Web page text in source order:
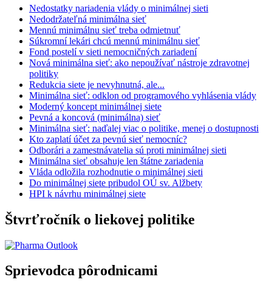
Nedostatky nariadenia vlády o minimálnej sieti
Nedodržateľná minimálna sieť
Mennú minimálnu sieť treba odmietnuť
Súkromní lekári chcú mennú minimálnu sieť
Fond postelí v sieti nemocničných zariadení
Nová minimálna sieť: ako nepoužívať nástroje zdravotnej
politiky
Redukcia siete je nevyhnutná, ale...
Minimálna sieť: odklon od programového vyhlásenia vlády
Moderný koncept minimálnej siete
Pevná a koncová (minimálna) sieť
Minimálna sieť: naďalej viac o politike, menej o dostupnosti
Kto zaplatí účet za pevnú sieť nemocníc?
Odborári a zamestnávatelia sú proti minimálnej sieti
Minimálna sieť obsahuje len štátne zariadenia
Vláda odložila rozhodnutie o minimálnej sieti
Do minimálnej siete pribudol OÚ sv. Alžbety
HPI k návrhu minimálnej siete
Štvrťročník o liekovej politike
Sprievodca pôrodnicami